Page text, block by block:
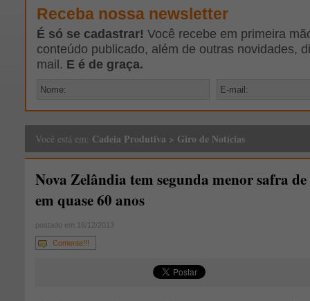
Receba nossa newsletter
É só se cadastrar! Você recebe em primeira
conteúdo publicado, além de outras novidades,
mail. E é de graça.
Você está em: Cadeia Produtiva > Giro de Notícias
Nova Zelândia tem segunda menor safra
em quase 60 anos
postado em 16/12/2013
Comente!!!